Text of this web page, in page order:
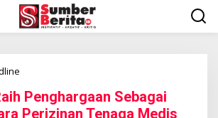
M
P
Penghargaan Sebagai
Perizinan Tenaga Medis